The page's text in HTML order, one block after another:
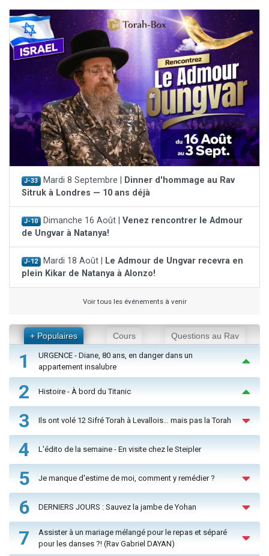
J-33 Mardi 8 Septembre |
Dinner d'hommage au Rav
Sitruk à Londres — 10 ans déjà
J-10 Dimanche 16 Août | Venez rencontrer le Admour
de Ungvar à Natanya!
J-12 Mardi 18 Août |
Le Admour de Ungvar recevra en
plein Kikar de Natanya à Alonzo!
Voir tous les événements à venir
+ Populaires Cours Questions au Rav
1
URGENCE - Diane, 80 ans, en danger dans un
appartement insalubre
2 Histoire - À bord du Titanic
3 Ils ont volé 12 Sifré Torah à Levallois… mais pas la Torah
4 L'édito de la semaine - En visite chez le Steipler
5 Je manque d'estime de moi, comment y remédier ?
6 DERNIERS JOURS : Sauvez la jambe de Yohan
7
Assister à un mariage mélangé pour le repas et séparé
pour les danses ?! (Rav Gabriel DAYAN)